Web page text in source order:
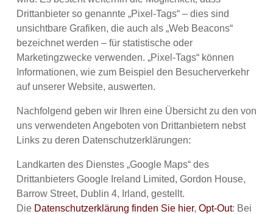
Drittanbieter so genannte „Pixel-Tags“ – dies sind
unsichtbare Grafiken, die auch als „Web Beacons“
bezeichnet werden – für statistische oder
Marketingzwecke verwenden. „Pixel-Tags“ können
Informationen, wie zum Beispiel den Besucherverkehr
auf unserer Website, auswerten.
Nachfolgend geben wir Ihren eine Übersicht zu den von
uns verwendeten Angeboten von Drittanbietern nebst
Links zu deren Datenschutzerklärungen:
Landkarten des Dienstes „Google Maps“ des
Drittanbieters Google Ireland Limited, Gordon House,
Barrow Street, Dublin 4, Irland, gestellt.
Die Datenschutzerklärung finden Sie hier, Opt-Out: Bei